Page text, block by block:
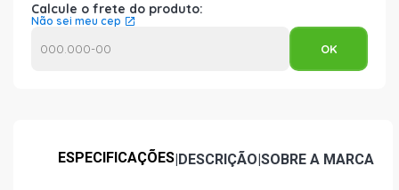
Calcule o frete do produto:
Não sei meu cep
ESPECIFICAÇÕES|DESCRIÇÃO|SOBRE A MARCA